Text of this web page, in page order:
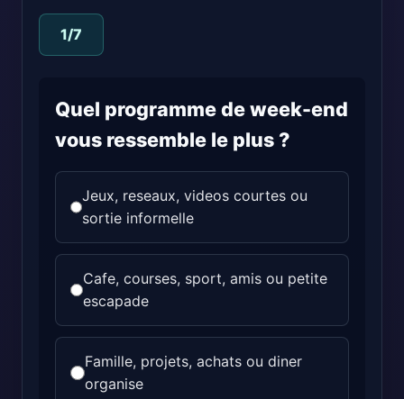
1/7
Quel programme de week-end
vous ressemble le plus ?
Jeux, reseaux, videos courtes ou
sortie informelle
Cafe, courses, sport, amis ou petite
escapade
Famille, projets, achats ou diner
organise